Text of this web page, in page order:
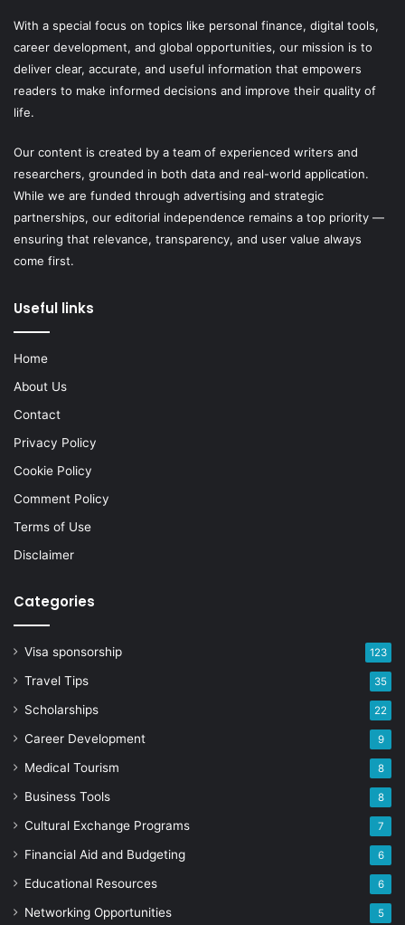
With a special focus on topics like personal finance, digital tools,
career development, and global opportunities, our mission is to
deliver clear, accurate, and useful information that empowers
readers to make informed decisions and improve their quality of
life.
Our content is created by a team of experienced writers and
researchers, grounded in both data and real-world application.
While we are funded through advertising and strategic
partnerships, our editorial independence remains a top priority —
ensuring that relevance, transparency, and user value always
come first.
Useful links
Home
About Us
Contact
Privacy Policy
Cookie Policy
Comment Policy
Terms of Use
Disclaimer
Categories
Visa sponsorship 123
Travel Tips 35
Scholarships 22
Career Development 9
Medical Tourism 8
Business Tools 8
Cultural Exchange Programs 7
Financial Aid and Budgeting 6
Educational Resources 6
Networking Opportunities 5